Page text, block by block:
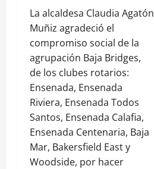
La alcaldesa Claudia Agatón
Muñiz agradeció el
compromiso social de la
agrupación Baja Bridges,
de los clubes rotarios:
Ensenada, Ensenada
Riviera, Ensenada Todos
Santos, Ensenada Calafia,
Ensenada Centenaria, Baja
Mar, Bakersfield East y
Woodside, por hacer